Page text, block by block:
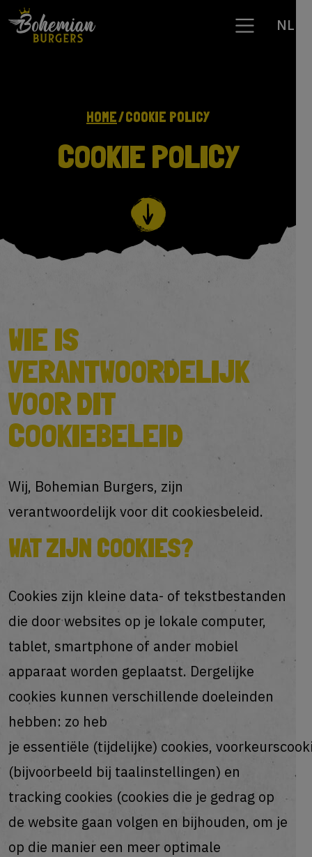
NL
HOME COOKIE POLICY
COOKIE POLICY
WIE IS
VERANTWOORDELIJK
VOOR DIT
COOKIEBELEID
Wij, Bohemian Burgers, zijn
verantwoordelijk voor dit cookiesbeleid.
WAT ZIJN COOKIES?
Cookies zijn kleine data- of tekstbestanden
die door websites op je lokale computer,
tablet, smartphone of ander mobiel
apparaat worden geplaatst. Dergelijke
cookies kunnen verschillende doeleinden
hebben: zo heb
je essentiële (tijdelijke) cookies,
(bijvoorbeeld bij taalinstellingen) en
tracking cookies (cookies die je gedrag op
de website gaan volgen en bijhouden, om je
op die manier een meer optimale